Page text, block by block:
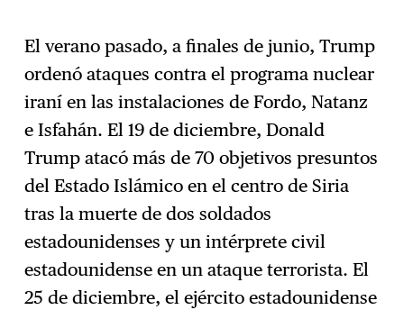
El verano pasado, a finales de junio, Trump
ordenó ataques contra el programa nuclear
iraní en las instalaciones de Fordo, Natanz
e Isfahán. El 19 de diciembre, Donald
Trump atacó más de 70 objetivos presuntos
del Estado Islámico en el centro de Siria
tras la muerte de dos soldados
estadounidenses y un intérprete civil
estadounidense en un ataque terrorista. El
25 de diciembre, el ejército estadounidense